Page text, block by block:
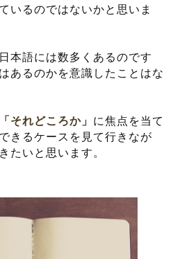
いるのではないかと思いま
本語には数多くあるのです
あるのかを意識したことはな
「それどころか」 に焦点を当て
きるケースを見て行きなが
たいと思います。